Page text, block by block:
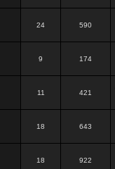
24 590
9 174
11 421
18 643
18 922